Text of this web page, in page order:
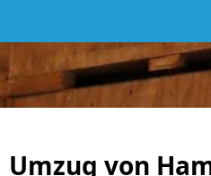
Umzug von